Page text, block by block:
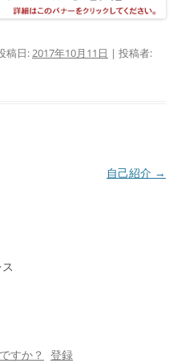
稿日:2017年10月11日 | 投稿者:
自己紹介 →
すか？ 登録